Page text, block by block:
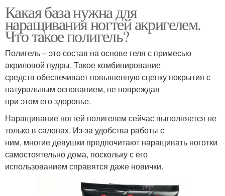
Какая база нужна для
наращивания ногтей акригелем.
Что такое полигель?
Полигель – это состав на основе геля с примесью
акриловой пудры. Такое комбинирование
средств обеспечивает повышенную сцепку покрытия с
натуральным основанием, не повреждая
при этом его здоровье.
Наращивание ногтей полигелем сейчас выполняется не
только в салонах. Из-за удобства работы с
ним, многие девушки предпочитают наращивать ноготки
самостоятельно дома, поскольку с его
использованием справятся даже новички.